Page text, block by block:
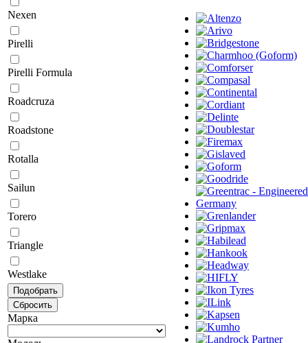
Nexen
Pirelli
Pirelli Formula
Roadcruza
Roadstone
Rotalla
Sailun
Torero
Triangle
Westlake
Марка